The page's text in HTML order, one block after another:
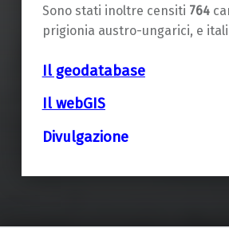
Sono stati inoltre censiti 764
prigionia austro-ungarici, e
Il geodatabase
Il webGIS
Divulgazione
Skip back to main navigation